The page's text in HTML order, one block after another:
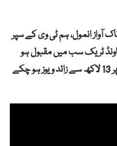
آواز انمول، ہم ٹی وی کے سپر
ٹریک سب میں مقبول ہو
گیا۔ گانے کے صرف یو ٹیوب پر 13 لاکھ سے زائد ویوز ہو چکے